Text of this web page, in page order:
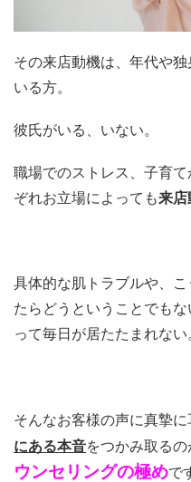
その来店動機は、年代や
いる方。
彼氏がいる、いない。
職場でのストレス、子育
ぞれお立場によっても来店
具体的な肌トラブルや、
たらどうということでも
って毎日が居たたまれない
そんなお客様の声に真摯
にある本音をつかみ取るの
ウンセリングの極めで